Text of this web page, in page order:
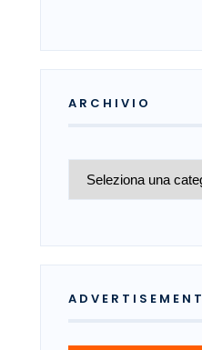
ARCHIVIO
Archivio
ADVERTISEMENT